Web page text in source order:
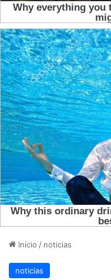
Início / noticias
noticias